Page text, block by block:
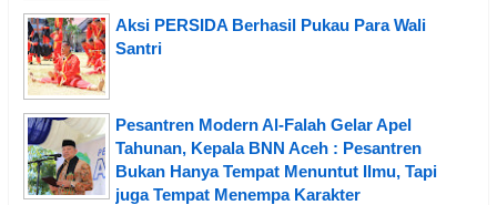
Aksi PERSIDA Berhasil Pukau Para Wali
Santri
Pesantren Modern Al-Falah Gelar Apel
Tahunan, Kepala BNN Aceh : Pesantren
Bukan Hanya Tempat Menuntut Ilmu, Tapi
juga Tempat Menempa Karakter